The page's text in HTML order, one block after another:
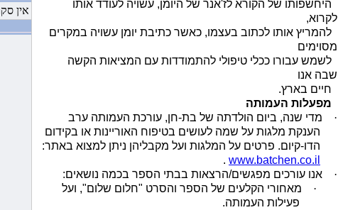
9:13:48 AM 6/19/2010
סיום
אין
היחשפותו של הקורא לז'אנר של היומן, עשויה לעודד אותו
לקרוא,
להמריץ אותו לכתוב בעצמו, כאשר כתיבת יומן עשויה במקרים
מסוימים
לשמש עבורו ככלי טיפולי להתמודדות עם המציאות הקשה
שבה אנו
חיים בארץ.
מפעלות העמותה
·
מדי שנה, ביום הולדתה של בת-חן, עורכת העמותה ערב
הענקת מלגות על שמה לעושים בטיפוח האוריינות או בקידום
הדו-קיום. פרטים על המלגות ועל מקבליהן ניתן למצוא באתר:
www.batchen.co.il
.
·
אנו עורכים מפגשים/הרצאות בבתי הספר בכמה נושאים:
·
מאחורי הקלעים של הספר והסרט "חלום שלום", ועל
פעילות העמותה.